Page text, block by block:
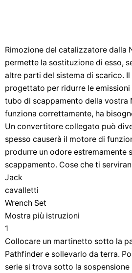
Rimozione del catalizzatore dalla
permette la sostituzione di esso,
altre parti del sistema di scarico.
progettato per ridurre le
tubo di scappamento della vostra
funziona correttamente, ha
Un convertitore collegato può
spesso causerà il motore di
produrre un odore estremamente
scappamento. Cose che ti
Jack
cavalletti
Wrench Set
Mostra più istruzioni
1
Collocare un martinetto sotto la
Pathfinder e sollevarlo da terra.
serie si trova sotto la